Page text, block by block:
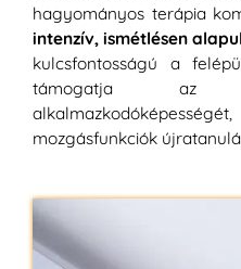
hagyományos terápia
intenzív, ismétlésen
kulcsfontosságú a
támogatja az
mozgásfunkciók